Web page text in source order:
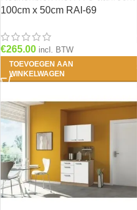
100cm x 50cm RAI-69
€265.00 incl. BTW
TOEVOEGEN AAN
WINKELWAGEN